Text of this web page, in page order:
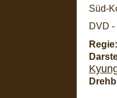
Süd-
DVD -
Regie: